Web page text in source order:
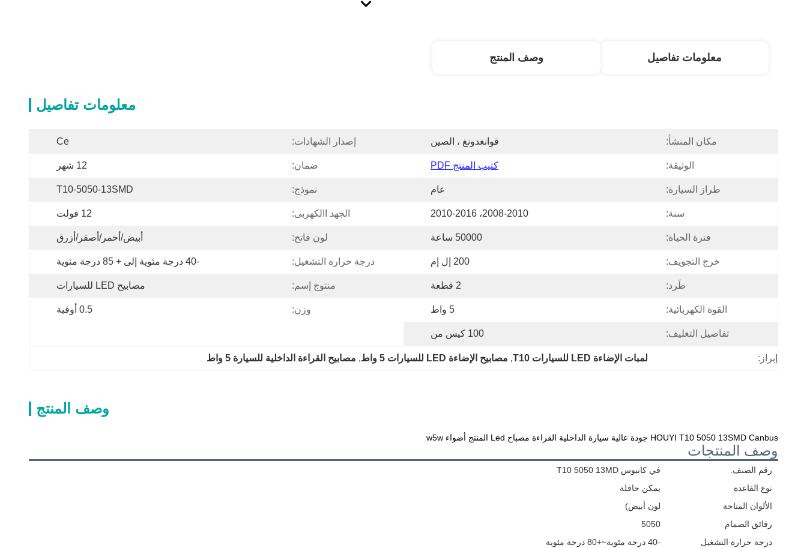
معلومات تفاصيل وصف المنتج
معلومات تفاصيل
مكان المنشأ: قوانغدونغ ، الصين إصدار الشهادات: Ce
الوثيقة: كتيب المنتج PDF ضمان: 12 شهر
طراز السيارة: عام نموذج: T10-5050-13SMD
سنة: 2008-2010، 2010-2016 الجهد االكهربى: 12 فولت
فترة الحياة: 50000 ساعة لون فاتح: أبيض/أحمر/أصفر/أزرق
خرج التجويف: 200 إل إم درجة حرارة التشغيل: -40 درجة مئوية إلى + 85 درجة مئوية
طَرد: 2 قطعة منتوج إسم: مصابيح LED للسيارات
القوة الكهربائية: 5 واط وزن: 0.5 أوقية
تفاصيل التغليف: 100 كيس من
إبراز: لمبات الإضاءة LED للسيارات T10 , مصابيح الإضاءة LED للسيارات 5 واط , مصابيح القراءة الداخلية للسيارة 5 واط
وصف المنتج
HOUYI T10 5050 13SMD Canbus جودة عالية سيارة الداخلية القراءة مصباح Led المنتج أضواء w5w
وصف المنتجات
رقم الصنف.
في كانبوس T10 5050 13MD
نوع القاعدة
يمكن حافلة
الألوان المتاحة
لون أبيض)
رقائق الصمام
5050
درجة حرارة التشغيل
-40 درجة مئوية~+80 درجة مئوية